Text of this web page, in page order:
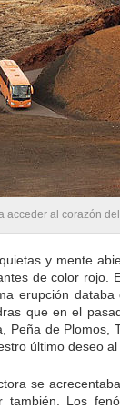
acceder al corazón
y mente
de color rojo.
erupción
que en el
Peña de Plomos,
último deseo
se
Los